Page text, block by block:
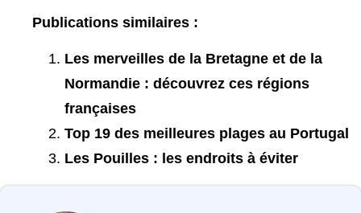
Publications similaires :
Les merveilles de la Bretagne et de la
Normandie : découvrez ces régions
françaises
Top 19 des meilleures plages au Portugal
Les Pouilles : les endroits à éviter